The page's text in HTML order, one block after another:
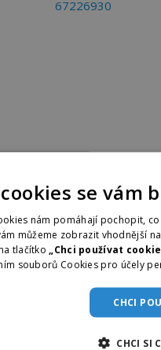
67226930
22400 - 27000
Kč za měsíc
cookies se vám
nám pomáhají pochopit,
můžeme zobrazit vhodnější
tlačítko
„Chci používat
souborů Cookies pro účely
CHCI
CHCI SI